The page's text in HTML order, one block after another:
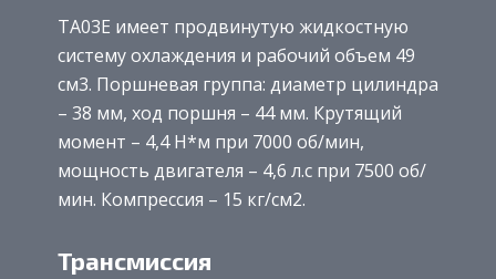
TA03E имеет продвинутую жидкостную
систему охлаждения и рабочий объем 49
см3. Поршневая группа: диаметр цилиндра
– 38 мм, ход поршня – 44 мм. Крутящий
момент – 4,4 Н*м при 7000 об/мин,
мощность двигателя – 4,6 л.c при 7500 об/
мин. Компрессия – 15 кг/см2.
Трансмиссия